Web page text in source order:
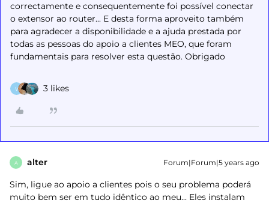
correctamente e consequentemente foi possível conectar
o extensor ao router... E desta forma aproveito também
para agradecer a disponibilidade e a ajuda prestada por
todas as pessoas do apoio a clientes MEO, que foram
fundamentais para resolver esta questão. Obrigado
V 3 likes
A alter Forum|Forum|5 years ago
Sim, ligue ao apoio a clientes pois o seu problema poderá
muito bem ser em tudo idêntico ao meu... Eles instalam